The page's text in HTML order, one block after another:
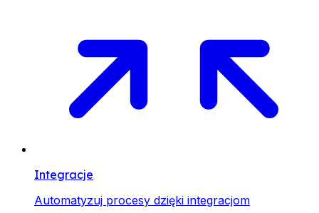
Integracje
Automatyzuj procesy dzięki integracjom